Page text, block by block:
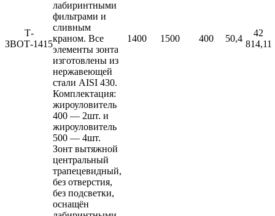
Т-
ЗВОТ-1415
лабиринтными
фильтрами и
сливным
краном. Все
элементы зонта
изготовлены из
нержавеющей
стали AISI 430.
Комплектация:
жироуловитель
400 — 2шт. и
жироуловитель
500 — 4шт.
1400 1500 400 50,4
42
814,11
Зонт вытяжной
центральный
трапецевидный,
без отверстия,
без подсветки,
оснащён